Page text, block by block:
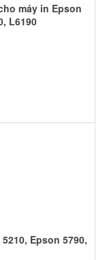
máy in Epson
L6190
Epson 5790,